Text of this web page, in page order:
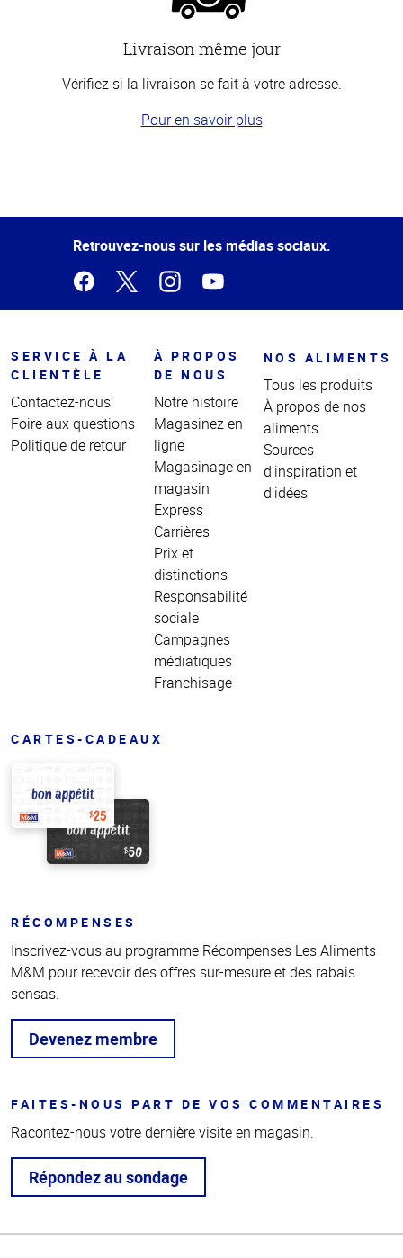
Livraison même jour
Vérifiez si la livraison se fait à votre adresse.
Pour en savoir plus
de la
Retrouvez-nous sur les médias sociaux.
SERVICE À LA
CLIENTÈLE
Contactez-nous
Foire aux questions
Politique de retour
À PROPOS
DE NOUS
Notre histoire
Magasinez en
ligne
Magasinage en
magasin
Express
Carrières
Prix et
distinctions
Responsabilité
sociale
Campagnes
médiatiques
Franchisage
NOS ALIMENTS
Tous les produits
À propos de nos
aliments
Sources
d'inspiration et
d'idées
CARTES-CADEAUX
RÉCOMPENSES
Inscrivez-vous au programme Récompenses Les Aliments
M&M pour recevoir des offres sur-mesure et des rabais
sensas.
Devenez membre
FAITES-NOUS PART DE VOS COMMENTAIRES
Racontez-nous votre dernière visite en magasin.
Répondez au sondage